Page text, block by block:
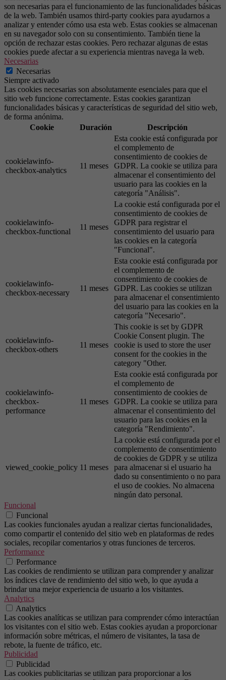
son necesarias para el funcionamiento de las funcionalidades básicas
de la web. También usamos third-party cookies para ayudarnos a
analizar y entender cómo usa esta web. Estas cookies se almacenan
en su navegador solo con su consentimiento. También tiene la
opción de rechazar estas cookies. Pero rechazar algunas de estas
cookies puede afectar a su experiencia mientras navega la web.
Necesarias
Necesarias
Siempre activado
Las cookies necesarias son absolutamente esenciales para que el
sitio web funcione correctamente. Estas cookies garantizan
funcionalidades básicas y características de seguridad del sitio web,
de forma anónima.
Cookie
Duración Descripción
cookielawinfo-
checkbox-analytics
11 meses
Esta cookie está configurada por
el complemento de
consentimiento de cookies de
GDPR. La cookie se utiliza para
almacenar el consentimiento del
usuario para las cookies en la
categoría "Análisis".
cookielawinfo-
checkbox-functional
11 meses
La cookie está configurada por el
consentimiento de cookies de
GDPR para registrar el
consentimiento del usuario para
las cookies en la categoría
"Funcional".
cookielawinfo-
checkbox-necessary
11 meses
Esta cookie está configurada por
el complemento de
consentimiento de cookies de
GDPR. Las cookies se utilizan
para almacenar el consentimiento
del usuario para las cookies en la
categoría "Necesario".
cookielawinfo-
checkbox-others
11 meses
This cookie is set by GDPR
Cookie Consent plugin. The
cookie is used to store the user
consent for the cookies in the
category "Other.
cookielawinfo-
checkbox-
performance
11 meses
Esta cookie está configurada por
el complemento de
consentimiento de cookies de
GDPR. La cookie se utiliza para
almacenar el consentimiento del
usuario para las cookies en la
categoría "Rendimiento".
viewed_cookie_policy 11 meses
La cookie está configurada por el
complemento de consentimiento
de cookies de GDPR y se utiliza
para almacenar si el usuario ha
dado su consentimiento o no para
el uso de cookies. No almacena
ningún dato personal.
Funcional
Funcional
Las cookies funcionales ayudan a realizar ciertas funcionalidades,
como compartir el contenido del sitio web en plataformas de redes
sociales, recopilar comentarios y otras funciones de terceros.
Performance
Performance
Las cookies de rendimiento se utilizan para comprender y analizar
los índices clave de rendimiento del sitio web, lo que ayuda a
brindar una mejor experiencia de usuario a los visitantes.
Analytics
Analytics
Las cookies analíticas se utilizan para comprender cómo interactúan
los visitantes con el sitio web. Estas cookies ayudan a proporcionar
información sobre métricas, el número de visitantes, la tasa de
rebote, la fuente de tráfico, etc.
Publicidad
Publicidad
Las cookies publicitarias se utilizan para proporcionar a los